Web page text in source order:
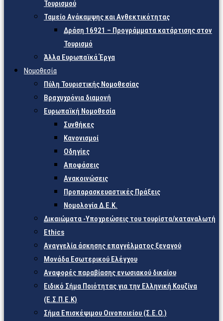
Τουρισμού
Ταμείο Ανάκαμψης και Ανθεκτικότητας
Δράση 16921 – Προγράμματα κατάρτισης στον
Τουρισμό
Άλλα Ευρωπαϊκά Έργα
Νομοθεσία
Πύλη Τουριστικής Νομοθεσίας
Βραχυχρόνια διαμονή
Ευρωπαϊκή Νομοθεσία
Συνθήκες
Κανονισμοί
Οδηγίες
Αποφάσεις
Ανακοινώσεις
Προπαρασκευαστικές Πράξεις
Νομολογία Δ.Ε.Κ.
Δικαιώματα -Υποχρεώσεις του τουρίστα/καταναλωτή
Ethics
Αναγγελία άσκησης επαγγέλματος ξεναγού
Μονάδα Εσωτερικού Ελέγχου
Αναφορές παραβίασης ενωσιακού δικαίου
Ειδικό Σήμα Ποιότητας για την Ελληνική Κουζίνα
(Ε.Σ.Π.Ε.Κ)
Σήμα Επισκέψιμου Οινοποιείου (Σ.Ε.Ο.)